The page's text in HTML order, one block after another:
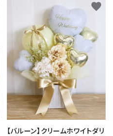
【バルーン】クリームホワイトダリ
favorite